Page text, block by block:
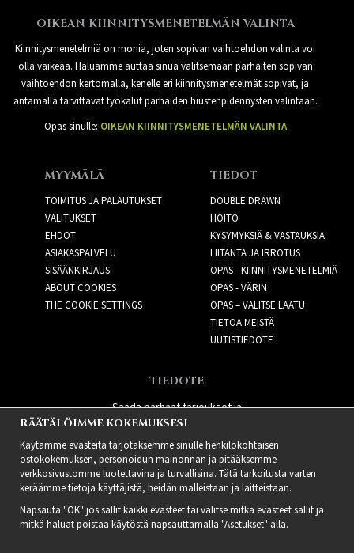
OIKEAN KIINNITYSMENETELMÄN VALINTA
Kiinnitysmenetelmiä on monia, joten sopivan vaihtoehdon valinta voi
olla vaikeaa. Haluamme auttaa sinua valitsemaan parhaiten sopivan
vaihtoehdon kertomalla, kenelle eri kiinnitysmenetelmät sopivat, ja
antamalla tarvittavat työkalut parhaiden hiustenpidennysten valintaan.
Opas sinulle: OIKEAN KIINNITYSMENETELMÄN VALINTA
MYYMÄLÄ
TOIMITUS JA PALAUTUKSET
VALITUKSET
EHDOT
ASIAKASPALVELU
SISÄÄNKIRJAUS
ABOUT COOKIES
THE COOKIE SETTINGS
TIEDOT
DOUBLE DRAWN
HOITO
KYSYMYKSIÄ & VASTAUKSIA
LIITÄNTÄ JA IRROTUS
OPAS - KIINNITYSMENETELMIÄ
OPAS - VÄRIN
OPAS – VALITSE LAATU
TIETOA MEISTÄ
UUTISTIEDOTE
TIEDOTE
Saada parhaat tarjoukset ja
uusia tuotteita!
RÄÄTÄLÖIMME KOKEMUKSESI
Käytämme evästeitä tarjotaksemme sinulle henkilökohtaisen
ostokokemuksen, personoidun mainonnan ja pitääksemme
verkkosivustomme luotettavina ja turvallisina. Tätä tarkoitusta varten
keräämme tietoja käyttäjistä, heidän malleistaan ​​ja laitteistaan.
Napsauta "OK" jos sallit kaikki evästeet tai valitse mitkä evästeet sallit ja
mitkä haluat poistaa käytöstä napsauttamalla "Asetukset" alla.